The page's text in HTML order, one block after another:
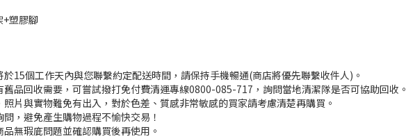
+塑膠腳
15個工作天內與您聯繫約定配送時間，請保持手機暢通(商店將優先聯繫收件人)。
品回收需要，可嘗試撥打免付費清運專線0800-085-717，詢問當地清潔隊是否可協助回收。
片與實物難免有出入，對於色差、質感非常敏感的買家請考慮清楚再購買。
，避免產生購物過程不愉快交易！
無瑕庛問題並確認購買後再使用。